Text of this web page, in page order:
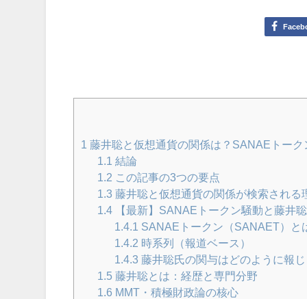
1 藤井聡と仮想通貨の関係は？SANAEトー
1.1 結論
1.2 この記事の3つの要点
1.3 藤井聡と仮想通貨の関係が検索される
1.4 【最新】SANAEトークン騒動と藤井
1.4.1 SANAEトークン（SANAET）と
1.4.2 時系列（報道ベース）
1.4.3 藤井聡氏の関与はどのように報
1.5 藤井聡とは：経歴と専門分野
1.6 MMT・積極財政論の核心